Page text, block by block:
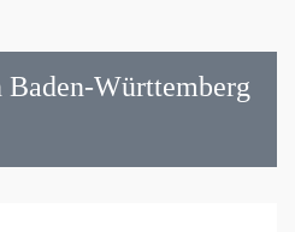
Baden-Württemberg